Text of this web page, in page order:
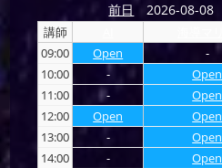
前日 2026-08-08
講師
09:00
Open -
10:00
- Open
11:00
- Open
12:00
Open Open
13:00
- Open
14:00
- Open